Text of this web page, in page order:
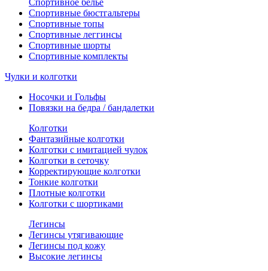
Спортивное белье
Спортивные бюстгальтеры
Спортивные топы
Спортивные леггинсы
Спортивные шорты
Спортивные комплекты
Чулки и колготки
Носочки и Гольфы
Повязки на бедра / бандалетки
Колготки
Фантазийные колготки
Колготки с имитацией чулок
Колготки в сеточку
Корректирующие колготки
Тонкие колготки
Плотные колготки
Колготки с шортиками
Легинсы
Легинсы утягивающие
Легинсы под кожу
Высокие легинсы